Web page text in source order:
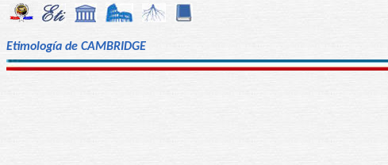
Etimología de CAMBRIDGE